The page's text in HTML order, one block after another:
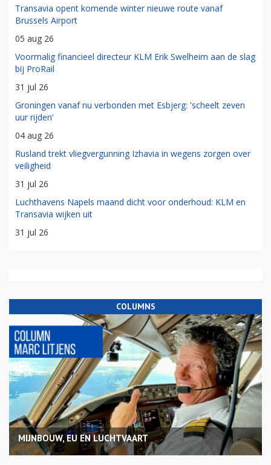
Transavia opent komende winter nieuwe route vanaf
Brussels Airport
05 aug 26
Voormalig financieel directeur KLM Erik Swelheim aan de slag
bij ProRail
31 jul 26
Groningen vanaf nu verbonden met Esbjerg: 'scheelt zeven
uur rijden'
04 aug 26
Rusland trekt vliegvergunning Izhavia in wegens zorgen over
veiligheid
31 jul 26
Luchthavens Napels maand dicht voor onderhoud: KLM en
Transavia wijken uit
31 jul 26
COLUMNS
MIJNBOUW, EU EN LUCHTVAART